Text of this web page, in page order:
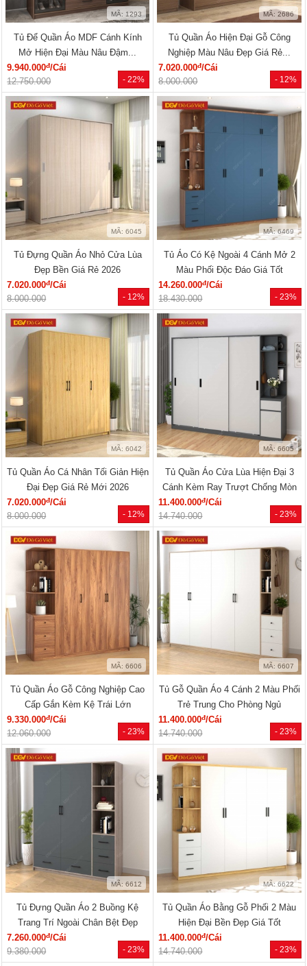
- 22%
MÃ: 1293
Tủ Để Quần Áo MDF Cánh Kính
Mở Hiện Đại Màu Nâu Đậm...
9.940.000đ/Cái
12.750.000
- 12%
MÃ: 2686
Tủ Quần Áo Hiện Đại Gỗ Công
Nghiệp Màu Nâu Đẹp Giá Rẻ...
7.020.000đ/Cái
8.000.000
- 12%
MÃ: 6045
Tủ Đựng Quần Áo Nhỏ Cửa Lùa
Đẹp Bền Giá Rẻ 2026
7.020.000đ/Cái
8.000.000
- 23%
MÃ: 6469
Tủ Áo Có Kệ Ngoài 4 Cánh Mở 2
Màu Phối Độc Đáo Giá Tốt
14.260.000đ/Cái
18.430.000
- 12%
MÃ: 6042
Tủ Quần Áo Cá Nhân Tối Giản Hiện
Đại Đẹp Giá Rẻ Mới 2026
7.020.000đ/Cái
8.000.000
- 23%
MÃ: 6605
Tủ Quần Áo Cửa Lùa Hiện Đại 3
Cánh Kèm Ray Trượt Chống Mòn
11.400.000đ/Cái
14.740.000
- 23%
MÃ: 6606
Tủ Quần Áo Gỗ Công Nghiệp Cao
Cấp Gắn Kèm Kệ Trái Lớn
9.330.000đ/Cái
12.060.000
- 23%
MÃ: 6607
Tủ Gỗ Quần Áo 4 Cánh 2 Màu Phối
Trẻ Trung Cho Phòng Ngủ
11.400.000đ/Cái
14.740.000
- 23%
MÃ: 6612
Tủ Đựng Quần Áo 2 Buồng Kệ
Trang Trí Ngoài Chân Bệt Đẹp
7.260.000đ/Cái
9.380.000
- 23%
MÃ: 6622
Tủ Quần Áo Bằng Gỗ Phối 2 Màu
Hiện Đại Bền Đẹp Giá Tốt
11.400.000đ/Cái
14.740.000